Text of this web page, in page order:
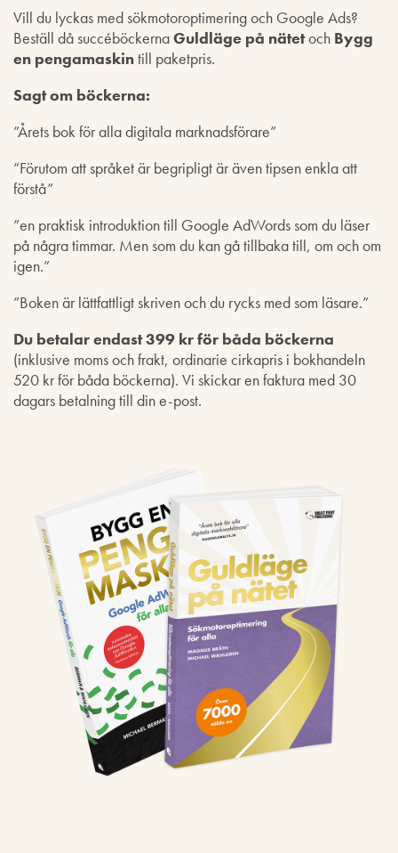
Vill du lyckas med sökmotoroptimering och Google Ads?
Beställ då succéböckernaGuldläge på nätetoch Bygg
en pengamaskintill paketpris.
Sagt om böckerna:
”Årets bok för alla digitala marknadsförare”
”Förutom att språket är begripligt är även tipsen enkla att
förstå”
”en praktisk introduktion till Google AdWords som du läser
på några timmar. Men som du kan gå tillbaka till, om och om
igen.”
”Boken är lättfattligt skriven och du rycks med som läsare.”
Du betalar endast 399 kr för båda böckerna
(inklusive moms och frakt, ordinarie cirkapris i bokhandeln
520 kr för båda böckerna). Vi skickar en faktura med 30
dagars betalning till din e-post.